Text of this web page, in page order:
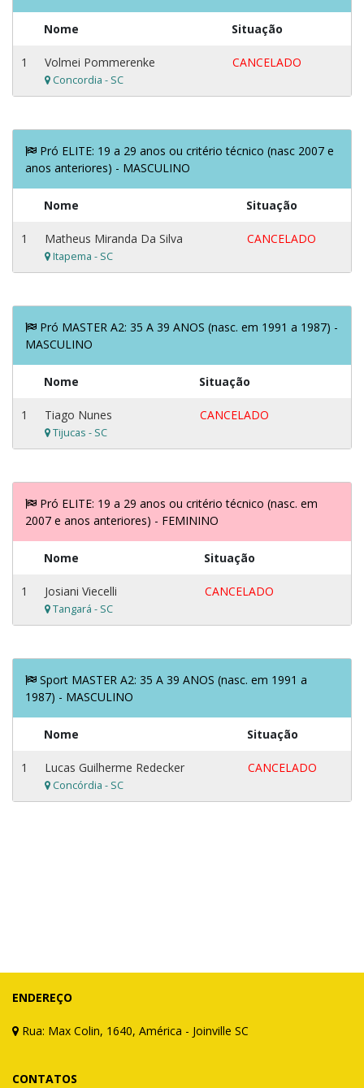
Nome Situação
1 Volmei Pommerenke
Concordia - SC
CANCELADO
Pró ELITE: 19 a 29 anos ou critério técnico (nasc 2007 e
anos anteriores) - MASCULINO
Nome Situação
1 Matheus Miranda Da Silva
Itapema - SC
CANCELADO
Pró MASTER A2: 35 A 39 ANOS (nasc. em 1991 a 1987) -
MASCULINO
Nome Situação
1 Tiago Nunes
Tijucas - SC
CANCELADO
Pró ELITE: 19 a 29 anos ou critério técnico (nasc. em
2007 e anos anteriores) - FEMININO
Nome Situação
1 Josiani Viecelli
Tangará - SC
CANCELADO
Sport MASTER A2: 35 A 39 ANOS (nasc. em 1991 a
1987) - MASCULINO
Nome Situação
1 Lucas Guilherme Redecker
Concórdia - SC
CANCELADO
ENDEREÇO
Rua: Max Colin, 1640, América - Joinville SC
CONTATOS